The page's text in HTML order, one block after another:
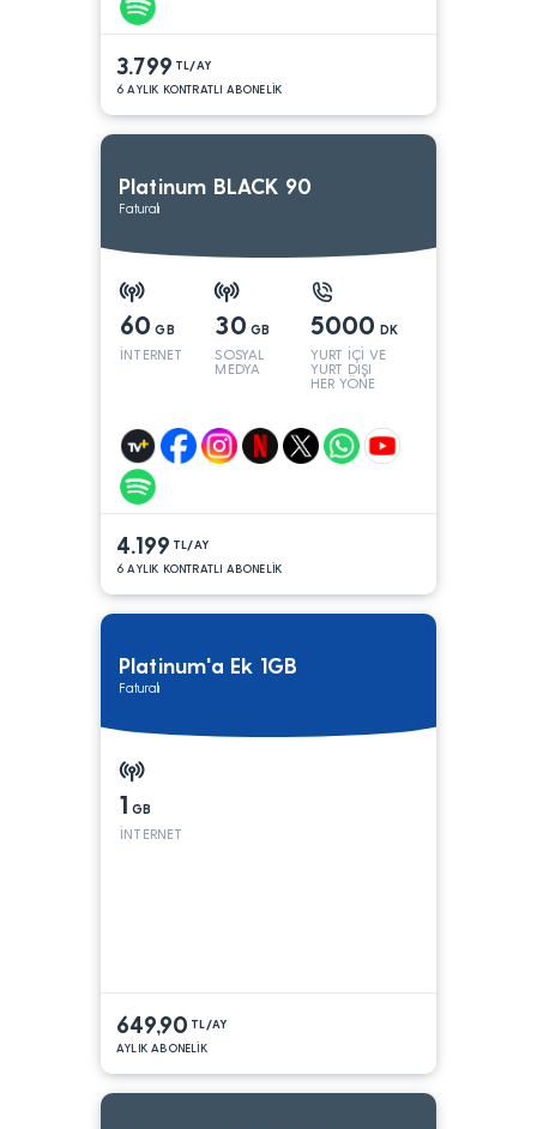
3.799 TL/AY
6 AYLIK KONTRATLI ABONELİK
Platinum BLACK 90
Faturalı
60 GB
İNTERNET
30 GB
SOSYAL
MEDYA
5000 DK
YURT İÇİ VE
YURT DIŞI
HER YÖNE
4.199 TL/AY
6 AYLIK KONTRATLI ABONELİK
Platinum'a Ek 1GB
Faturalı
1 GB
İNTERNET
649,90 TL/AY
AYLIK ABONELİK